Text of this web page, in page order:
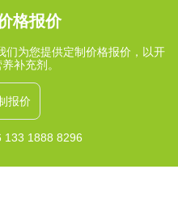
格报价
们为您提供定制价格报价，以开
补充剂。
报价
133 1888 8296